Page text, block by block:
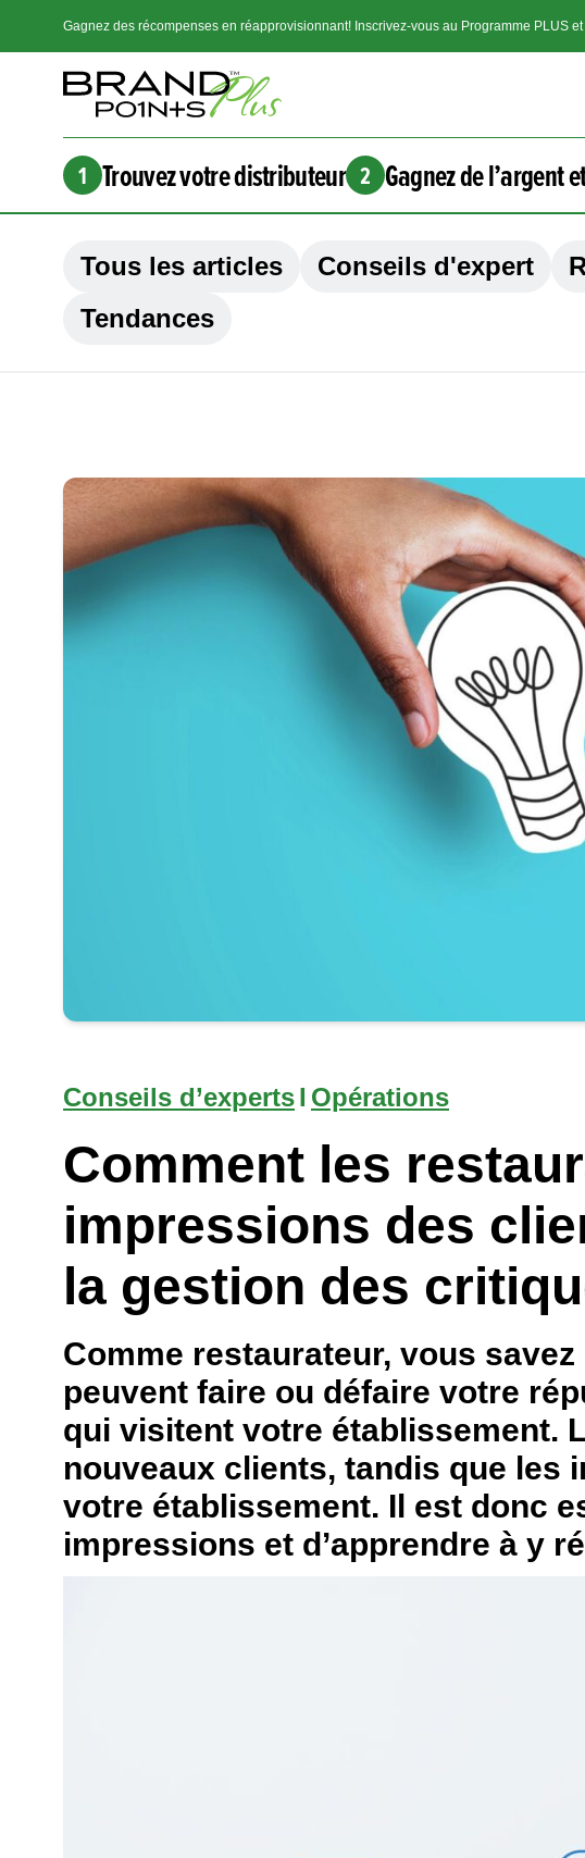
Gagnez des récompenses en réapprovisionnant! Inscrivez-vous au Programme PLUS
1 Trouvez votre distributeur 2 Gagnez de l’argent
Tous les articles Conseils d'expert
Tendances
Conseils d’expertsI Opérations
Comment les
impressions des
la gestion des
Comme restaurateur, vous
peuvent faire ou défaire votre
qui visitent votre établissement.
nouveaux clients, tandis que les
votre établissement. Il est donc
impressions et d’apprendre à y